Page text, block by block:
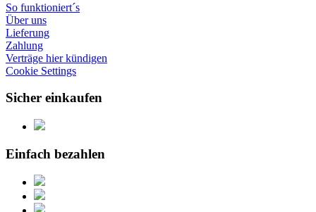
So funktioniert´s
Über uns
Lieferung
Zahlung
Verträge hier kündigen
Cookie Settings
Sicher einkaufen
Einfach bezahlen